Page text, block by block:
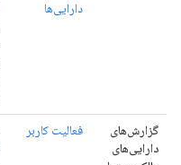
دارایی‌ها
گزارش‌های
دارایی‌های
فعالیت کاربر